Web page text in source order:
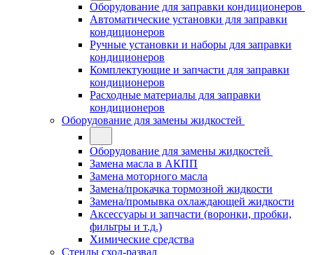
Оборудование для заправки кондиционеров
Автоматические установки для заправки
кондиционеров
Ручные установки и наборы для заправки
кондиционеров
Комплектующие и запчасти для заправки
кондиционеров
Расходные материалы для заправки
кондиционеров
Оборудование для замены жидкостей
Оборудование для замены жидкостей
Замена масла в АКПП
Замена моторного масла
Замена/прокачка тормозной жидкости
Замена/промывка охлаждающей жидкости
Аксессуары и запчасти (воронки, пробки,
фильтры и т.д.)
Химические средства
Стенды сход-развал